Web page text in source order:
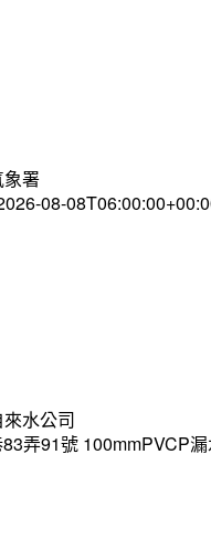
署
08-
水公司
弄91號 100mmPVCP